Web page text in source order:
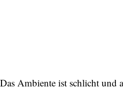
Das Ambiente ist schlicht und